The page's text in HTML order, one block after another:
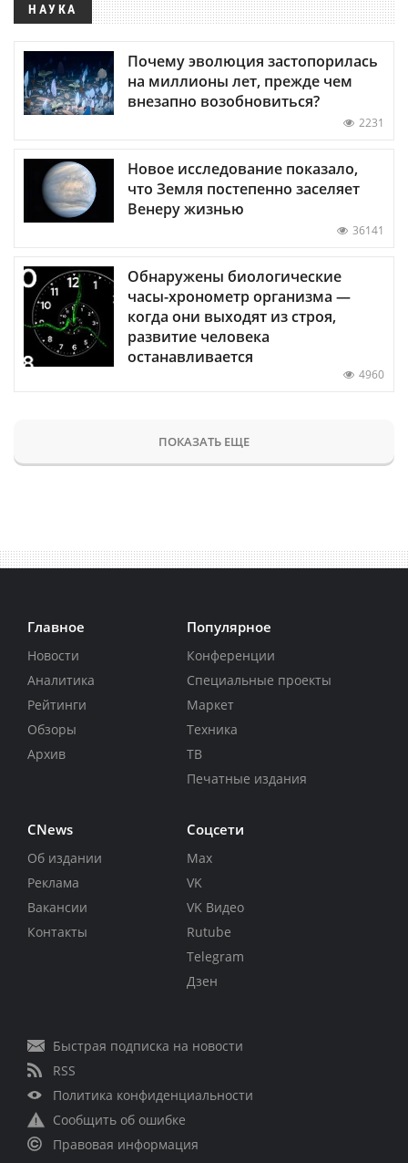
НАУКА
Почему эволюция застопорилась
на миллионы лет, прежде чем
внезапно возобновиться?
2231
Новое исследование показало,
что Земля постепенно заселяет
Венеру жизнью
36141
Обнаружены биологические
часы-хронометр организма —
когда они выходят из строя,
развитие человека
останавливается
4960
ПОКАЗАТЬ ЕЩЕ
Главное
Новости
Аналитика
Рейтинги
Обзоры
Архив
Популярное
Конференции
Специальные проекты
Маркет
Техника
ТВ
Печатные издания
CNews
Об издании
Реклама
Вакансии
Контакты
Соцсети
Max
VK
VK Видео
Rutube
Telegram
Дзен
Быстрая подписка на новости
RSS
Политика конфиденциальности
Сообщить об ошибке
Правовая информация